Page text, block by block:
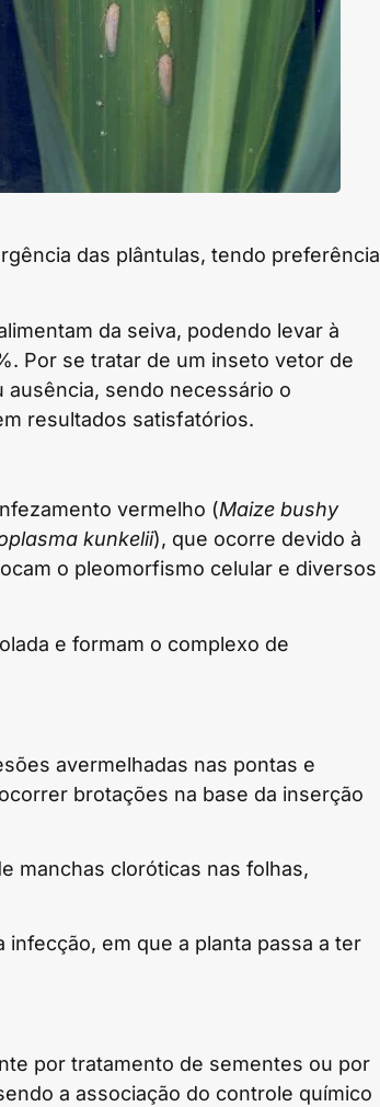
das plântulas, tendo preferência
da seiva, podendo levar à
Por se tratar de um inseto vetor de
sendo necessário o
resultados satisfatórios.
vermelho (Maize bushy
kunkelii), que ocorre devido à
o pleomorfismo celular e diversos
e formam o complexo de
avermelhadas nas pontas e
brotações na base da inserção
manchas cloróticas nas folhas,
em que a planta passa a ter
por tratamento de sementes ou por
a associação do controle químico